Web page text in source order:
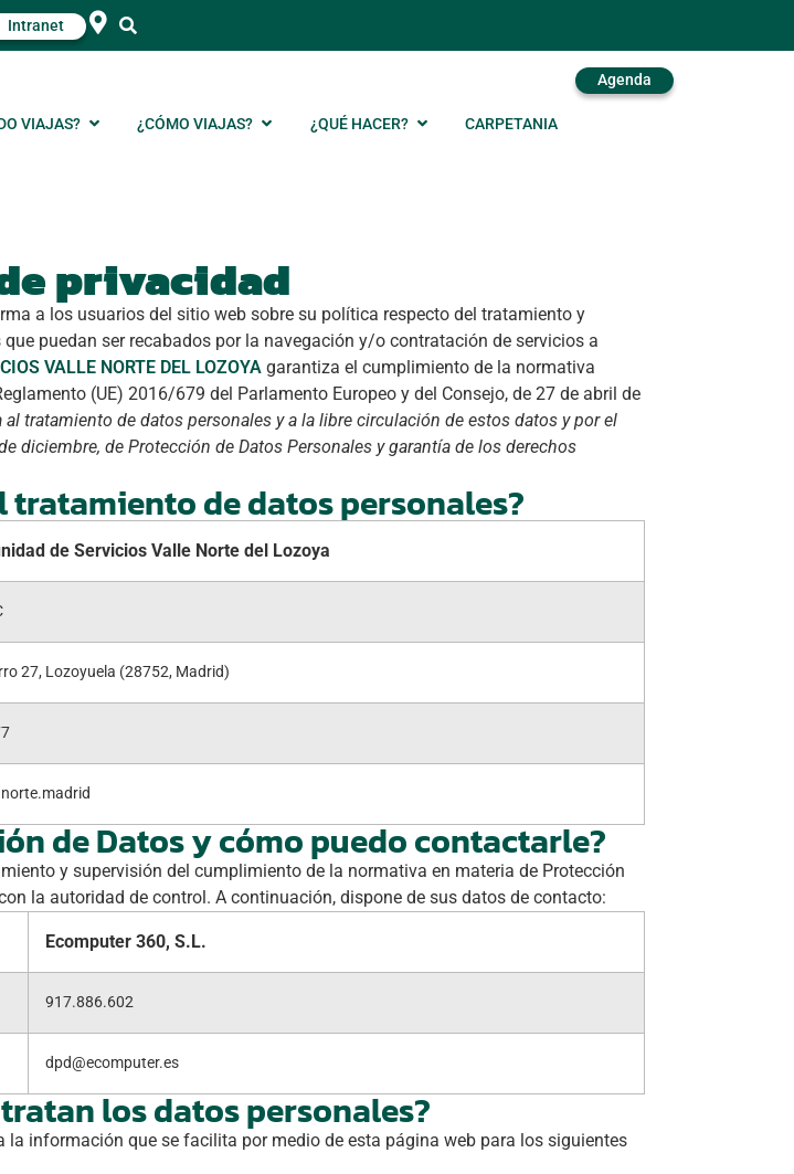
Intranet
VIAJAS? ¿CÓMO VIAJAS? ¿QUÉ HACER? CARPETANIA
Agenda
privacidad
a los usuarios del sitio web sobre su política respecto del tratamiento y
puedan ser recabados por la navegación y/o contratación de servicios a
VALLE NORTE DEL LOZOYA garantiza el cumplimiento de la normativa
(UE) 2016/679 del Parlamento Europeo y del Consejo, de 27 de abril de
tratamiento de datos personales y a la libre circulación de estos datos y por el
diciembre, de Protección de Datos Personales y garantía de los derechos
tratamiento de datos personales?
de Servicios Valle Norte del Lozoya
27, Lozoyuela (28752, Madrid)
de Datos y cómo puedo contactarle?
y supervisión del cumplimiento de la normativa en materia de Protección
la autoridad de control. A continuación, dispone de sus datos de contacto:
Ecomputer 360, S.L.
917.886.602
dpd@ecomputer.es
los datos personales?
la información que se facilita por medio de esta página web para los siguientes